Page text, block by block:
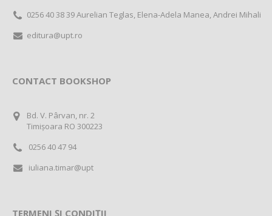
0256 40 38 39 Aurelian Teglas, Elena-Adela Manea, Andrei Mihali
editura@upt.ro
CONTACT BOOKSHOP
Bd. V. Pârvan, nr. 2
Timișoara RO 300223
0256 40 47 94
iuliana.timar@upt
TERMENI ȘI CONDIȚII